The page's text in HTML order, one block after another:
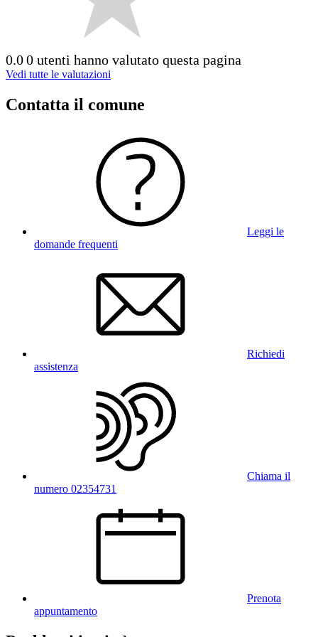
0.00 utenti hanno valutato questa pagina
Vedi tutte le valutazioni
Contatta il comune
Leggi le
domande frequenti
Richiedi
assistenza
Chiama il
numero 02354731
Prenota
appuntamento